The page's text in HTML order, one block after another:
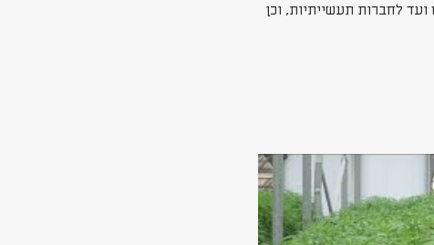
לחברות תעשייתיות, וכן